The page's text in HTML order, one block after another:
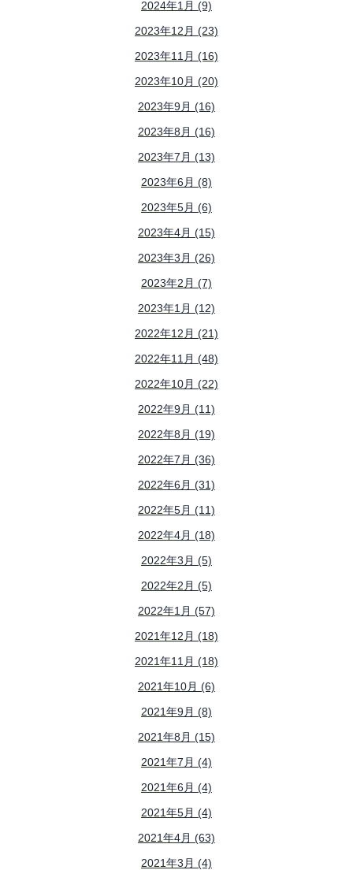
2024年1月 (9)
2023年12月 (23)
2023年11月 (16)
2023年10月 (20)
2023年9月 (16)
2023年8月 (16)
2023年7月 (13)
2023年6月 (8)
2023年5月 (6)
2023年4月 (15)
2023年3月 (26)
2023年2月 (7)
2023年1月 (12)
2022年12月 (21)
2022年11月 (48)
2022年10月 (22)
2022年9月 (11)
2022年8月 (19)
2022年7月 (36)
2022年6月 (31)
2022年5月 (11)
2022年4月 (18)
2022年3月 (5)
2022年2月 (5)
2022年1月 (57)
2021年12月 (18)
2021年11月 (18)
2021年10月 (6)
2021年9月 (8)
2021年8月 (15)
2021年7月 (4)
2021年6月 (4)
2021年5月 (4)
2021年4月 (63)
2021年3月 (4)